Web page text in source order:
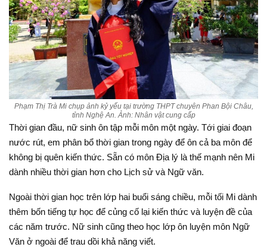
Phạm Thị Trà Mi chụp ảnh kỷ yếu tại trường THPT chuyên Phan Bội Châu,
tỉnh Nghệ An. Ảnh: Nhân vật cung cấp
Thời gian đầu, nữ sinh ôn tập mỗi môn một ngày. Tới giai đoạn
nước rút, em phân bổ thời gian trong ngày để ôn cả ba môn để
không bị quên kiến thức. Sẵn có môn Địa lý là thế mạnh nên Mi
dành nhiều thời gian hơn cho Lịch sử và Ngữ văn.
Ngoài thời gian học trên lớp hai buổi sáng chiều, mỗi tối Mi dành
thêm bốn tiếng tự học để củng cố lại kiến thức và luyện đề của
các năm trước. Nữ sinh cũng theo học lớp ôn luyện môn Ngữ
Văn ở ngoài để trau dồi khả năng viết.